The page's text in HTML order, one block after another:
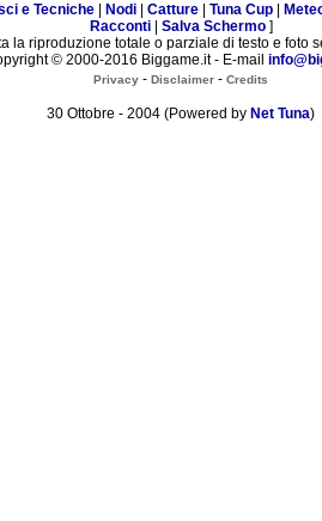
e Tecniche Nodi Catture Tuna Cup
Racconti| Salva Schermo]
la riproduzione totale o parziale di testo e foto
© 2000-2016 Biggame.it - E-mail
Privacy - Disclaimer - Credits
30 Ottobre - 2004 (Powered by Net Tuna)